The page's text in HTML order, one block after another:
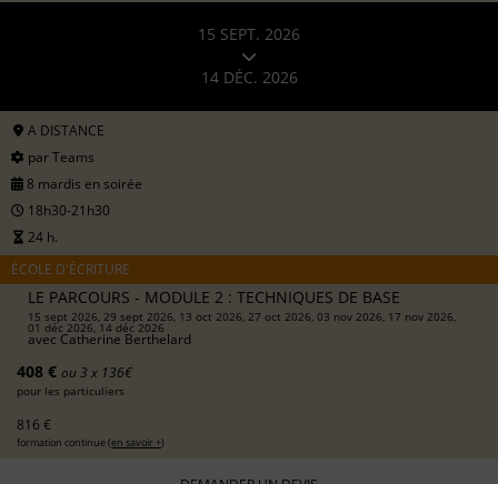
15 SEPT. 2026
14 DÉC. 2026
A DISTANCE
par Teams
8 mardis en soirée
18h30-21h30
24 h.
ÉCOLE D'ÉCRITURE
LE PARCOURS - MODULE 2 : TECHNIQUES DE BASE
15 sept 2026, 29 sept 2026, 13 oct 2026, 27 oct 2026, 03 nov 2026, 17 nov 2026,
01 déc 2026, 14 déc 2026
avec Catherine Berthelard
408 € ou 3 x 136€
pour les particuliers
816 €
formation continue (en savoir +)